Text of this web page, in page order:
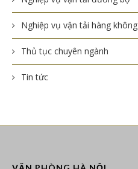
Nghiệp vụ vận tải hàng không
Thủ tục chuyên ngành
Tin tức